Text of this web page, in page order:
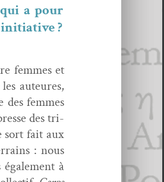
a pour
?
femmes et
auteures,
femmes
des tri­
sort fait aux
: nous
à